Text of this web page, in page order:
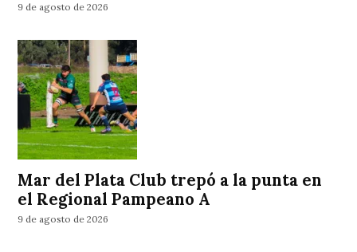
9 de agosto de 2026
Mar del Plata Club trepó a la punta en
el Regional Pampeano A
9 de agosto de 2026